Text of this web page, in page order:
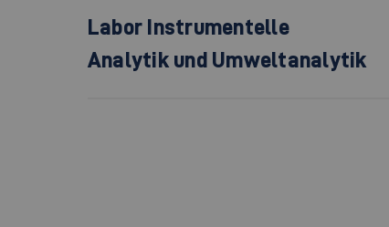
Labor Instrumentelle
Analytik und Umweltanalytik